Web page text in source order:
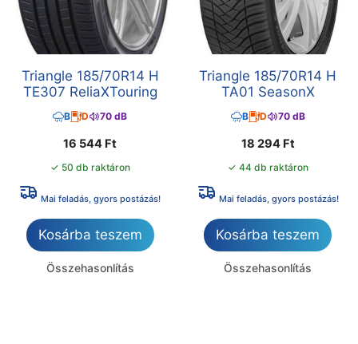
Triangle 185/70R14 H
TE307 ReliaXTouring
B D 70 dB
16 544 Ft
✓ 50 db raktáron
Mai feladás, gyors postázás!
Kosárba teszem
Összehasonlítás
Triangle 185/70R14 H
TA01 SeasonX
B D 70 dB
18 294 Ft
✓ 44 db raktáron
Mai feladás, gyors postázás!
Kosárba teszem
Összehasonlítás